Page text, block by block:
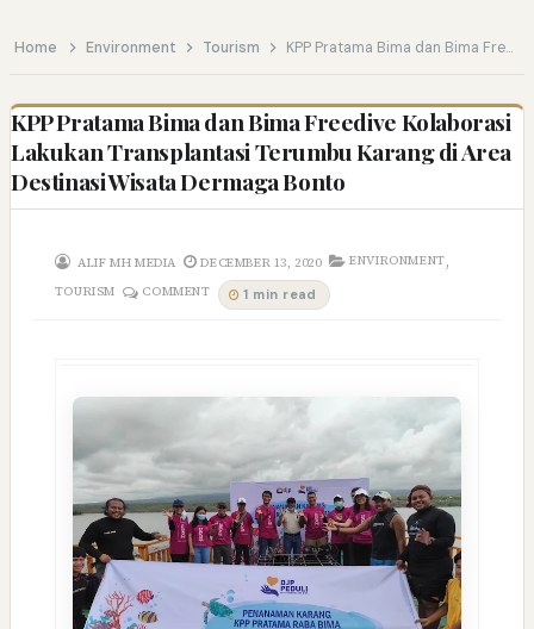
Home Environment Tourism KPP Pratama Bima dan Bima Freedive Kolaborasi Lakukan Transplantasi Terumbu Karang di Area Destinasi Wisata Dermaga Bonto
KPP Pratama Bima dan Bima Freedive Kolaborasi
Lakukan Transplantasi Terumbu Karang di Area
Destinasi Wisata Dermaga Bonto
ALIF MH MEDIA DECEMBER 13, 2020 ENVIRONMENT,
TOURISM COMMENT 1 min read